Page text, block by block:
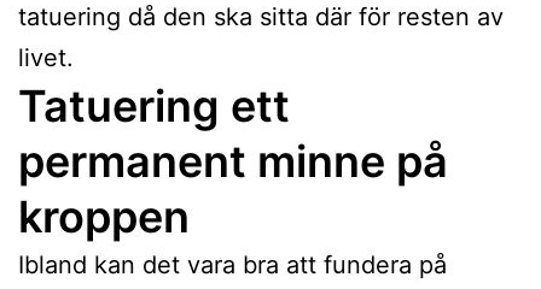
tatuering då den ska sitta där för resten av
livet.
Tatuering ett
permanent minne på
kroppen
Ibland kan det vara bra att fundera på